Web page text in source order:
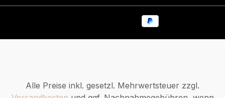
Alle Preise inkl. gesetzl. Mehrwertsteuer zzgl.